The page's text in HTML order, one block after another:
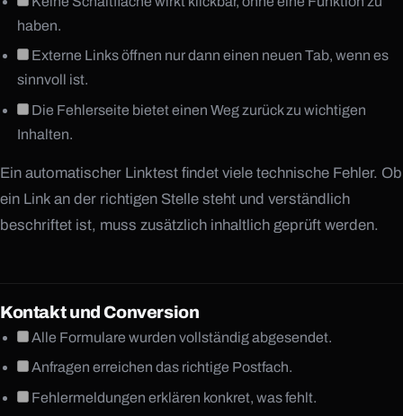
haben.
Externe Links öffnen nur dann einen neuen Tab, wenn es
sinnvoll ist.
Die Fehlerseite bietet einen Weg zurück zu wichtigen
Inhalten.
Ein automatischer Linktest findet viele technische Fehler. Ob
ein Link an der richtigen Stelle steht und verständlich
beschriftet ist, muss zusätzlich inhaltlich geprüft werden.
Kontakt und Conversion
Alle Formulare wurden vollständig abgesendet.
Anfragen erreichen das richtige Postfach.
Fehlermeldungen erklären konkret, was fehlt.